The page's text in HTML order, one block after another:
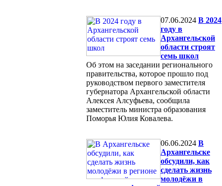
07.06.2024 В 2024
году в
Архангельской
области строят
семь школ
Об этом на заседании регионального
правительства, которое прошло под
руководством первого заместителя
губернатора Архангельской области
Алексея Алсуфьева, сообщила
заместитель министра образования
Поморья Юлия Ковалева.
06.06.2024 В
Архангельске
обсудили, как
сделать жизнь
молодёжи в